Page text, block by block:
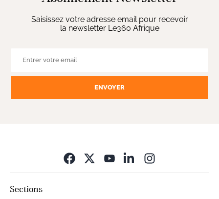
Saisissez votre adresse email pour recevoir
la newsletter Le360 Afrique
ENVOYER
Sections